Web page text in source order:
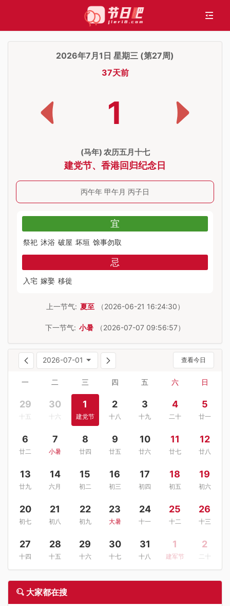
2026年7月1日 星期三 (第27周)
37天前
1
(马年) 农历五月十七
建党节、 香港回归纪念日
丙午年 甲午月 丙子日
宜
祭祀 沐浴 破屋 坏垣 馀事勿取
忌
入宅 嫁娶 移徙
上一节气: 夏至 （2026-06-21 16:24:30）
下一节气: 小暑 （2026-07-07 09:56:57）
2026-07-01 查看今日
一 二 三 四 五 六 日
29
十五
30
十六
1
建党节
2
十八
3
十九
4
二十
5
廿一
6
廿二
7
小暑
8
廿四
9
廿五
10
廿六
11
廿七
12
廿八
13
廿九
14
六月
15
初二
16
初三
17
初四
18
初五
19
初六
20
初七
21
初八
22
初九
23
大暑
24
十一
25
十二
26
十三
27
十四
28
十五
29
十六
30
十七
31
十八
1
建军节
2
二十
大家都在搜